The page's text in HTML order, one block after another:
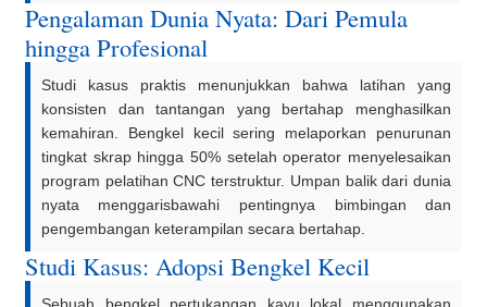
Pengalaman Dunia Nyata: Dari Pemula
hingga Profesional
Studi kasus praktis menunjukkan bahwa latihan yang
konsisten dan tantangan yang bertahap menghasilkan
kemahiran. Bengkel kecil sering melaporkan penurunan
tingkat skrap hingga 50% setelah operator menyelesaikan
program pelatihan CNC terstruktur. Umpan balik dari dunia
nyata menggarisbawahi pentingnya bimbingan dan
pengembangan keterampilan secara bertahap.
Studi Kasus: Adopsi Bengkel Kecil